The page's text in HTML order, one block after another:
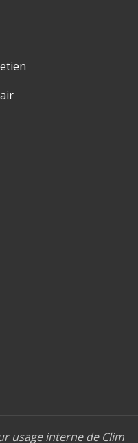
usage interne de Clim